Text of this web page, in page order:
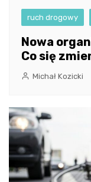
ruch drogowy
Nowa
Co się
Michał Kozicki